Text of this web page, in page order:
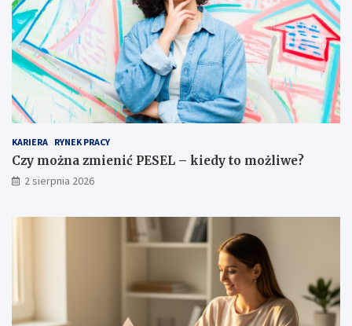
KARIERA RYNEK PRACY
Czy można zmienić PESEL – kiedy to możliwe?
2 sierpnia 2026